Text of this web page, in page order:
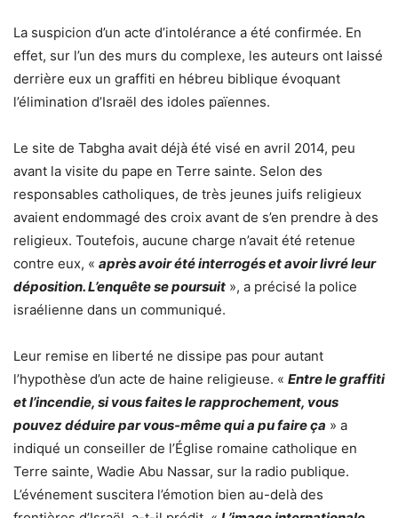
La suspicion d’un acte d’intolérance a été confirmée. En
effet, sur l’un des murs du complexe, les auteurs ont laissé
derrière eux un graffiti en hébreu biblique évoquant
l’élimination d’Israël des idoles païennes.
Le site de Tabgha avait déjà été visé en avril 2014, peu
avant la visite du pape en Terre sainte. Selon des
responsables catholiques, de très jeunes juifs religieux
avaient endommagé des croix avant de s’en prendre à des
religieux. Toutefois, aucune charge n’avait été retenue
contre eux, « après avoir été interrogés et avoir livré leur
déposition. L’enquête se poursuit », a précisé la police
israélienne dans un communiqué.
Leur remise en liberté ne dissipe pas pour autant
l’hypothèse d’un acte de haine religieuse. « Entre le graffiti
et l’incendie, si vous faites le rapprochement, vous
pouvez déduire par vous-même qui a pu faire ça » a
indiqué un conseiller de l’Église romaine catholique en
Terre sainte, Wadie Abu Nassar, sur la radio publique.
L’événement suscitera l’émotion bien au-delà des